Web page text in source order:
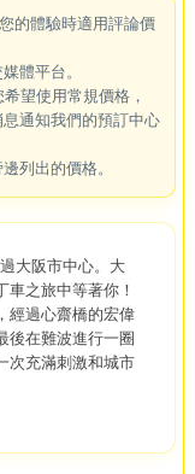
的體驗時適用評論價
體平台。
望使用常規價格，
通知我們的預訂中心
列出的價格。
大阪市中心。大
之旅中等著你！
經過心齋橋的宏偉
後在難波進行一圈
次充滿刺激和城市